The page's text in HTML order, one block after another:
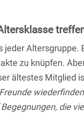
jeder Altersgruppe.
zu knüpfen.
ältestes Mitglied
die